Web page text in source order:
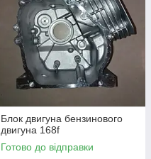
Блок двигуна бензинового
двигуна 168f
Готово до відправки